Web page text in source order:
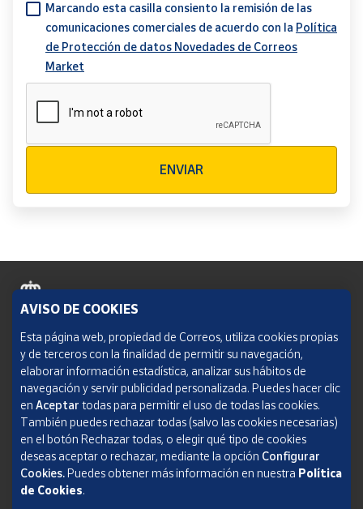
Marcando esta casilla consiento la remisión de las
comunicaciones comerciales de acuerdo con la Política
de Protección de datos Novedades de Correos
Market
ENVIAR
Política de cookies
Aviso legal
Condiciones del servicio
Política de Privacidad Web
Informe de transparencia
SOCIEDAD ESTATAL CORREOS Y TELÉGRAFOS, S.A., S.M.E. Todos los derechos
AVISO DE COOKIES
Esta página web, propiedad de Correos, utiliza cookies propias
y de terceros con la finalidad de permitir su navegación,
elaborar información estadística, analizar sus hábitos de
navegación y servir publicidad personalizada. Puedes hacer clic
en Aceptar todas para permitir el uso de todas las cookies.
También puedes rechazar todas (salvo las cookies necesarias)
en el botón Rechazar todas, o elegir qué tipo de cookies
deseas aceptar o rechazar, mediante la opción Configurar
Cookies.Puedes obtener más información en nuestra Política
de Cookies.